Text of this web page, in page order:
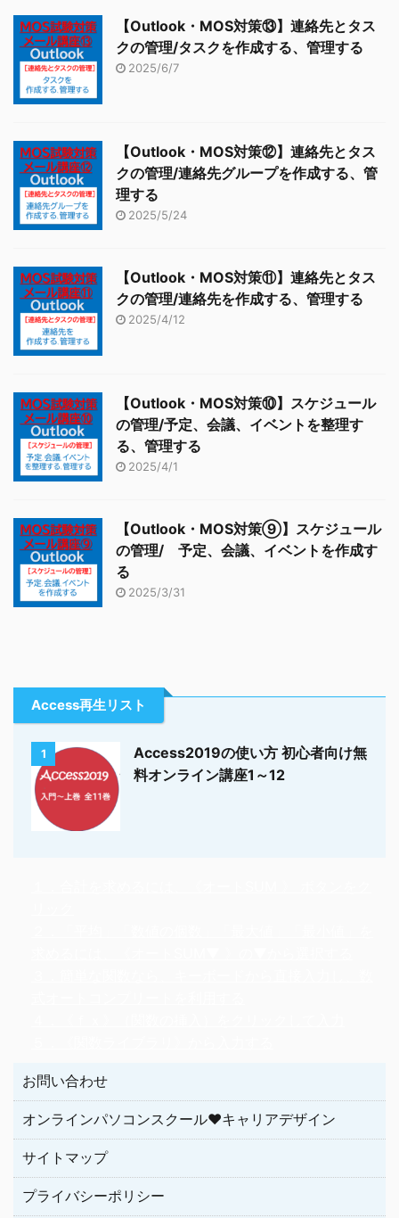
【Outlook・MOS対策⑬】連絡先とタス
クの管理/タスクを作成する、管理する
2025/6/7
【Outlook・MOS対策⑫】連絡先とタス
クの管理/連絡先グループを作成する、管
理する
2025/5/24
【Outlook・MOS対策⑪】連絡先とタス
クの管理/連絡先を作成する、管理する
2025/4/12
【Outlook・MOS対策⑩】スケジュール
の管理/予定、会議、イベントを整理す
る、管理する
2025/4/1
【Outlook・MOS対策⑨】スケジュール
の管理/ 予定、会議、イベントを作成す
る
2025/3/31
Access再生リスト
1
Access2019の使い方 初心者向け無
料オンライン講座1～12
お問い合わせ
オンラインパソコンスクール♥キャリアデザイン
サイトマップ
プライバシーポリシー